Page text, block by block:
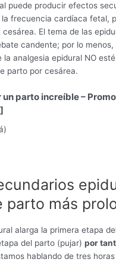
puede producir efectos
frecuencia cardíaca fetal,
El tema de las
candente; por lo menos,
la analgesia epidural NO
parto por cesárea.
parto increíble –
parto más
alarga la primera etapa
del parto (pujar) por
hablando de tres